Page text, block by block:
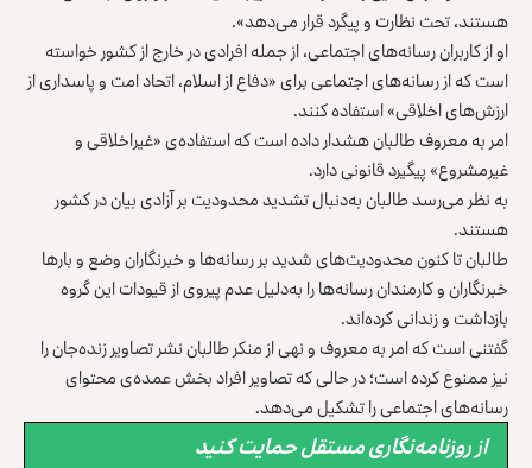
هستند، تحت نظارت و پیگرد قرار می‌دهد».
او از کاربران رسانه‌های اجتماعی، از جمله افرادی در خارج از کشور خواسته
است که از رسانه‌های اجتماعی برای «دفاع از اسلام، اتحاد امت و پاسداری از
ارزش‌های اخلاقی» استفاده کنند.
امر به معروف طالبان هشدار داده است که استفاده‌ی «غیراخلاقی و
غیرمشروع» پیگیرد قانونی دارد.
به نظر می‌رسد طالبان به‌دنبال تشدید محدودیت بر آزادی بیان در کشور
هستند.
طالبان تا کنون محدودیت‌های شدید بر رسانه‌ها و خبرنگاران وضع و بارها
خبرنگاران و کارمندان رسانه‌ها را به‌دلیل عدم پیروی از قیودات این گروه
بازداشت و زندانی کرده‌اند.
گفتنی است که امر به معروف و نهی از منکر طالبان نشر تصاویر زنده‌جان را
نیز ممنوع کرده است؛ در حالی که تصاویر افراد بخش عمده‌ی محتوای
رسانه‌های اجتماعی را تشکیل می‌دهد.
از روزنامه‌نگاری مستقل حمایت کنید